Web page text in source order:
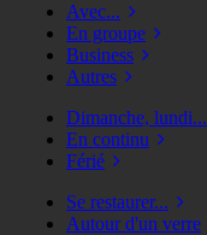
Avec...
En groupe
Business
Autres
Dimanche, lundi...
En continu
Férié
Se restaurer...
Autour d'un verre